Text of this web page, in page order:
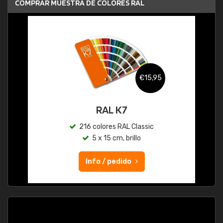
COMPRAR MUESTRA DE COLORES RAL
€15,95
RAL K7
216 colores RAL Classic
5 x 15 cm, brillo
Info / pedido